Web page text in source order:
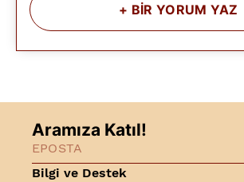
+ BİR YORUM YAZ
Bilgi ve Destek
Aramıza Katıl!